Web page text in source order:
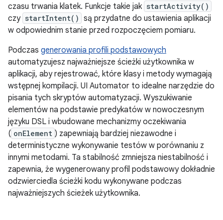
czasu trwania klatek. Funkcje takie jak startActivity()
czy startIntent() są przydatne do ustawienia aplikacji
w odpowiednim stanie przed rozpoczęciem pomiaru.
Podczas generowania profili podstawowych
automatyzujesz najważniejsze ścieżki użytkownika w
aplikacji, aby rejestrować, które klasy i metody wymagają
wstępnej kompilacji. UI Automator to idealne narzędzie do
pisania tych skryptów automatyzacji. Wyszukiwanie
elementów na podstawie predykatów w nowoczesnym
języku DSL i wbudowane mechanizmy oczekiwania
( onElement ) zapewniają bardziej niezawodne i
deterministyczne wykonywanie testów w porównaniu z
innymi metodami. Ta stabilność zmniejsza niestabilność i
zapewnia, że wygenerowany profil podstawowy dokładnie
odzwierciedla ścieżki kodu wykonywane podczas
najważniejszych ścieżek użytkownika.